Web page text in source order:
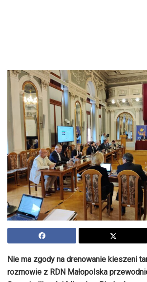
Nie ma zgody na drenowanie kieszeni
rozmowie z RDN Małopolska